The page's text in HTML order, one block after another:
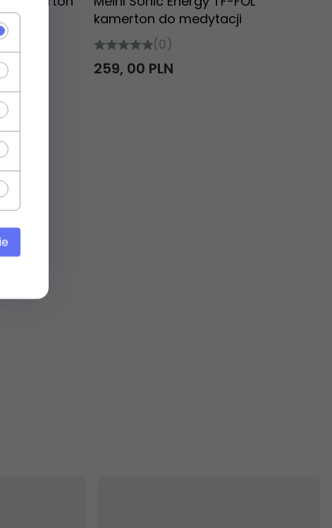
kamerton do medytacji
(0)
259, 00 PLN